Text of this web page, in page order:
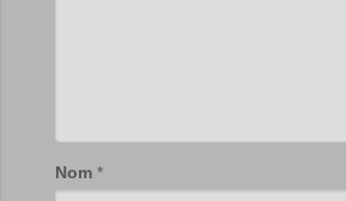
Nom *